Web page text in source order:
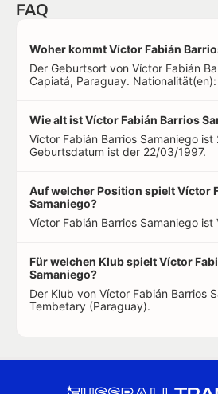
FAQ
Woher kommt Víctor Fabián
Der Geburtsort von Víctor Fabián
Capiatá, Paraguay.
Wie alt ist Víctor Fabián Barrios
Víctor Fabián Barrios Samaniego ist
Geburtsdatum ist der 22/03/1997.
Auf welcher Position spielt Víctor
Samaniego?
Víctor Fabián Barrios Samaniego ist
Für welchen Klub spielt Víctor
Samaniego?
Der Klub von Víctor Fabián Barrios
Tembetary (Paraguay).